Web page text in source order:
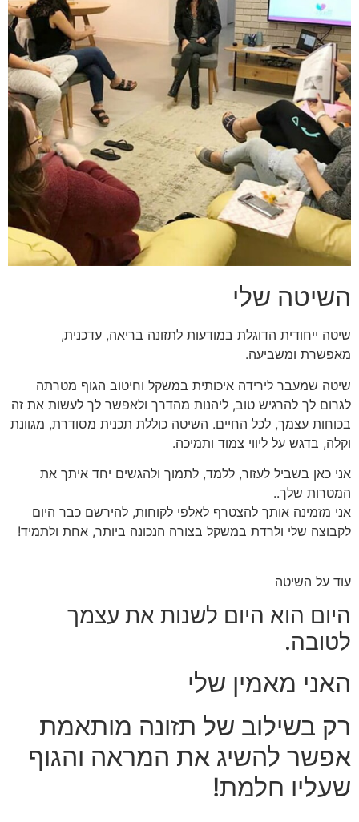
השיטה שלי
שיטה ייחודית הדוגלת במודעות לתזונה בריאה, עדכנית,
מאפשרת ומשביעה.
שיטה שמעבר לירידה איכותית במשקל וחיטוב הגוף מטרתה
לגרום לך להרגיש טוב, ליהנות מהדרך ולאפשר לך לעשות את זה
בכוחות עצמך, לכל החיים. השיטה כוללת תכנית מסודרת, מגוונת
וקלה, בדגש על ליווי צמוד ותמיכה.
אני כאן בשביל לעזור, ללמד, לתמוך ולהגשים יחד איתך את
המטרות שלך..
אני מזמינה אותך להצטרף לאלפי לקוחות, להירשם כבר היום
לקבוצה שלי ולרדת במשקל בצורה הנכונה ביותר, אחת ולתמיד!
עוד על השיטה
היום הוא היום לשנות את עצמך
לטובה.
האני מאמין שלי
רק בשילוב של תזונה מותאמת
אפשר להשיג את המראה והגוף
שעליו חלמת!